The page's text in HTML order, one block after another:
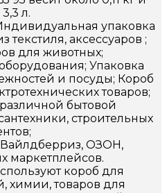
л.
упаковка
аксессуаров ;
для животных;
Упаковка
и посуды; Короб
товаров;
бытовой
строительных
ОЗОН,
маркетплейсов.
короб для
химии, товаров для